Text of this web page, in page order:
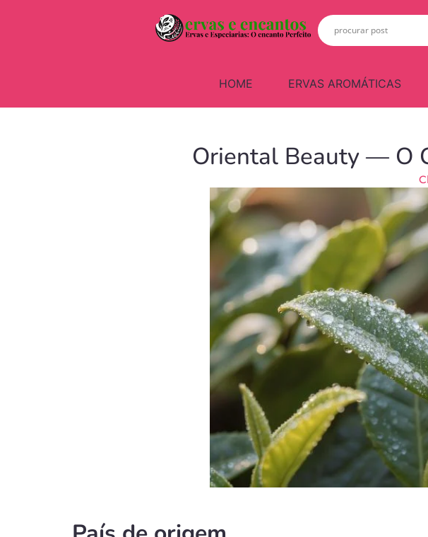
HOME ERVAS AROMÁTICAS
Oriental Beauty — O